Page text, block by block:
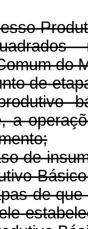
do
etapas
a
insumo
de